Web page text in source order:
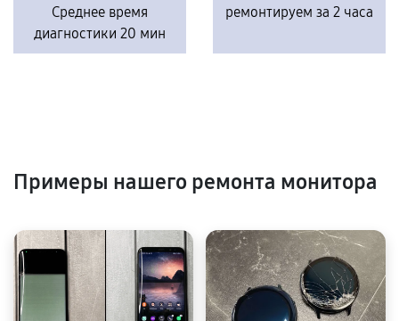
Среднее время
диагностики 20 мин
ремонтируем за 2 часа
Примеры нашего ремонта монитора